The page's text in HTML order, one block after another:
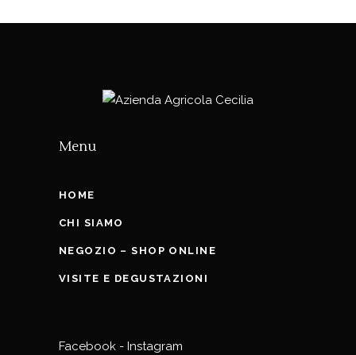
Menu
HOME
CHI SIAMO
NEGOZIO – SHOP ONLINE
VISITE E DEGUSTAZIONI
Facebook - Instagram